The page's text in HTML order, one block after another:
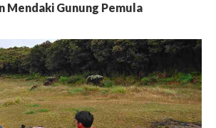
Gunung Pemula